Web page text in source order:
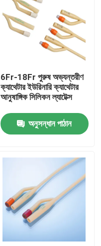
6Fr-18Fr পুরুষ অভ্যন্তরীণ
ক্যাথেটার ইউরিনারি ক্যাথেটার
আনুষাঙ্গিক সিলিকন ল্যাটেক্স
অনুসন্ধান পাঠান